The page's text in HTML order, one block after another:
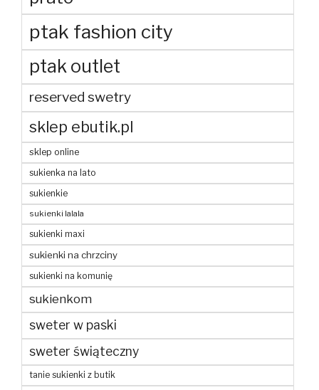
ptak fashion city
ptak outlet
reserved swetry
sklep ebutik.pl
sklep online
sukienka na lato
sukienkie
sukienki lalala
sukienki maxi
sukienki na chrzciny
sukienki na komunię
sukienkom
sweter w paski
sweter świąteczny
tanie sukienki z butik